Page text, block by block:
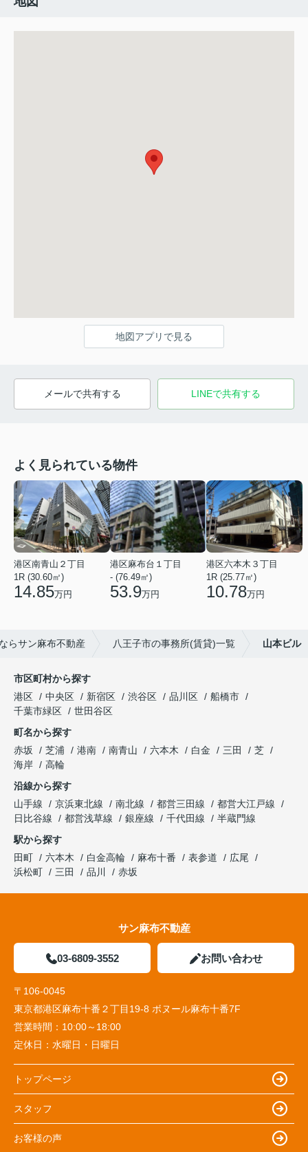
地図アプリで見る
メールで共有する LINEで共有する
よく見られている物件
港区南青山２丁目
1R (30.60㎡)
14.85万円
港区麻布台１丁目
- (76.49㎡)
53.9万円
港区六本木３丁目
1R (25.77㎡)
10.78万円
らサン麻布不動産 八王子市の事務所(賃貸)一覧 山本ビル
市区町村から探す
港区
中央区 新宿区 渋谷区 品川区
船橋市
千葉市緑区
世田谷区
町名から探す
赤坂
芝浦 港南 南青山 六本木 白金 三田
芝
海岸
高輪
沿線から探す
山手線
京浜東北線 南北線 都営三田線
都営大江戸線
日比谷線
都営浅草線 銀座線 千代田線
半蔵門線
駅から探す
田町
六本木 白金高輪 麻布十番 表参道
広尾
浜松町
三田 品川 赤坂
サン麻布不動産
03-6809-3552 お問い合わせ
〒106-0045
東京都港区麻布十番２丁目19-8 ボヌール麻布十番7F
営業時間： 10:00～18:00
定休日： 水曜日・日曜日
トップページ
スタッフ
お客様の声